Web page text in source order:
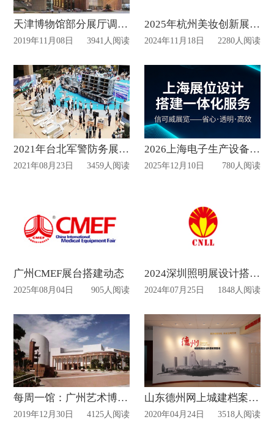
天津博物馆部分展厅调整开放时间
2019年11月08日 3941人阅读
2025年杭州美妆创新展 （CiE）设计布置
2024年11月18日 2280人阅读
2021年台北军警防务展及台湾无人展将停办
2021年08月23日 3459人阅读
2026上海电子生产设备展布置设计
2025年12月10日 780人阅读
广州CMEF展台搭建动态
2025年08月04日 905人阅读
2024深圳照明展设计搭建动态
2024年07月25日 1848人阅读
每周一馆：广州艺术博物院
2019年12月30日 4125人阅读
山东德州网上城建档案文化展厅开展
2020年04月24日 3518人阅读